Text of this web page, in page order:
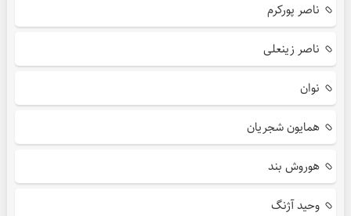
ناصر پورکرم
ناصر زینعلی
نوان
همایون شجریان
هوروش بند
وحید آژنگ